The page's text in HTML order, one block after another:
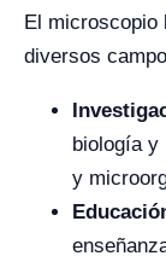
El microscopio
diversos
biología y
y